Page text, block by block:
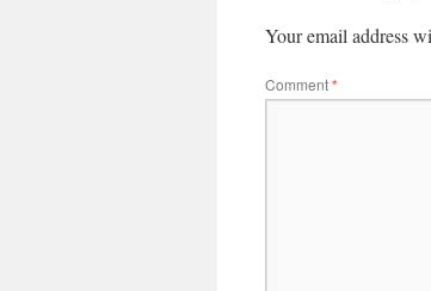
Your email address
Comment*